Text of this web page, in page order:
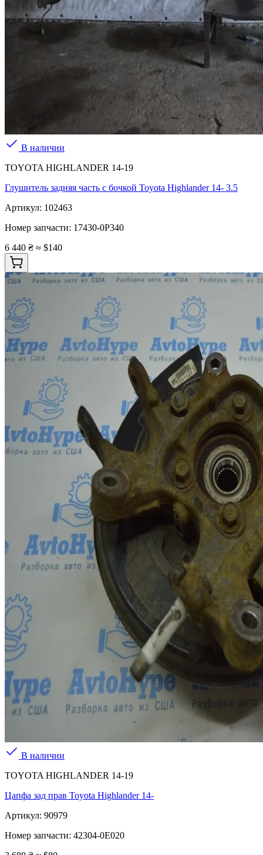
В наличии
TOYOTA HIGHLANDER 14-19
Глушитель задняя часть с бочкой Toyota Highlander 14- 3.5
Артикул: 102463
Номер запчасти: 17430-0P340
6 440 ₴ ≈ $140
В наличии
TOYOTA HIGHLANDER 14-19
Цапфа зад прав Toyota Highlander 14-
Артикул: 90979
Номер запчасти: 42304-0E020